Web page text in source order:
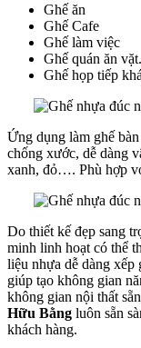
Ghế ăn
Ghế Cafe
Ghế làm việc
Ghế quán ăn vặt.
Ghế họp tiếp
Ứng dụng làm ghế
chống xước, dễ dàng
xanh, đỏ…. Phù hợp
Do thiết kế đẹp sang
minh linh hoạt có thể
liệu nhựa dễ dàng xếp
giúp tạo không gian
không gian nội thất
Hữu Bằng luôn sẵn
khách hàng.